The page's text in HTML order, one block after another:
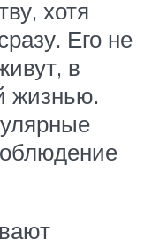
хотя
Его не
в
жизнью.